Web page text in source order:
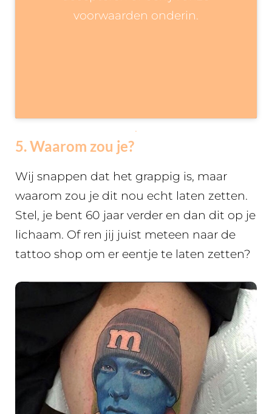
voorwaarden onderin.
.
5. Waarom zou je?
Wij snappen dat het grappig is, maar
waarom zou je dit nou echt laten zetten.
Stel, je bent 60 jaar verder en dan dit op je
lichaam. Of ren jij juist meteen naar de
tattoo shop om er eentje te laten zetten?